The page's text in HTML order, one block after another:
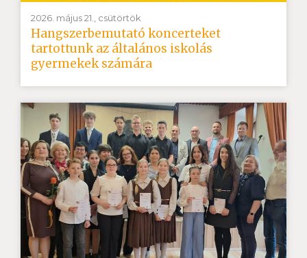
2026. május 21., csütörtök
Hangszerbemutató koncerteket
tartottunk az általános iskolás
gyermekek számára